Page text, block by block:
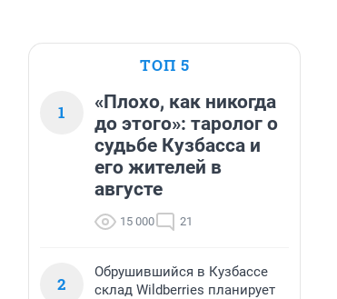
ТОП 5
1
«Плохо, как никогда
до этого»: таролог о
судьбе Кузбасса и
его жителей в
августе
15 000 21
2
Обрушившийся в Кузбассе
склад Wildberries планирует